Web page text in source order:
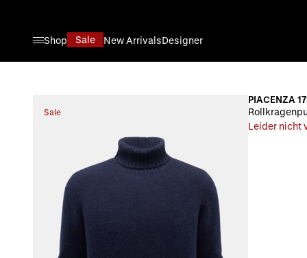
Shop
Sale New ArrivalsDesigner
Sale
PIACENZA
Leider nicht